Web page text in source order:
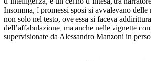
Insomma, I promessi sposi si avvalevano delle
non solo nel testo, ove essa si faceva
dell’affabulazione, ma anche nelle vignette
supervisionate da Alessandro Manzoni in